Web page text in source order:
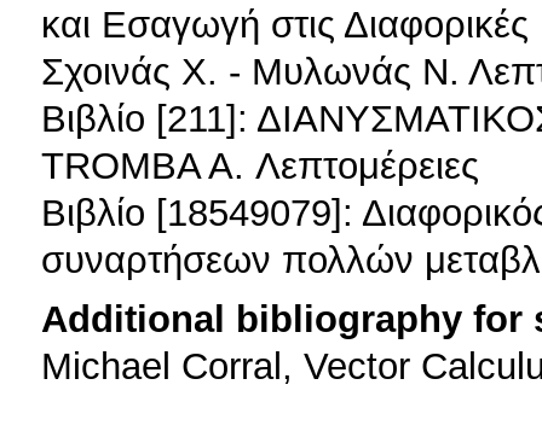
και Εσαγωγή στις
Σχοινάς Χ. - Μυλωνάς Ν.
Βιβλίο [211]:
TROMBA A. Λεπτομέρειες
Βιβλίο [18549079]:
συναρτήσεων πολλών
Additional bibliography for
Michael Corral, Vector